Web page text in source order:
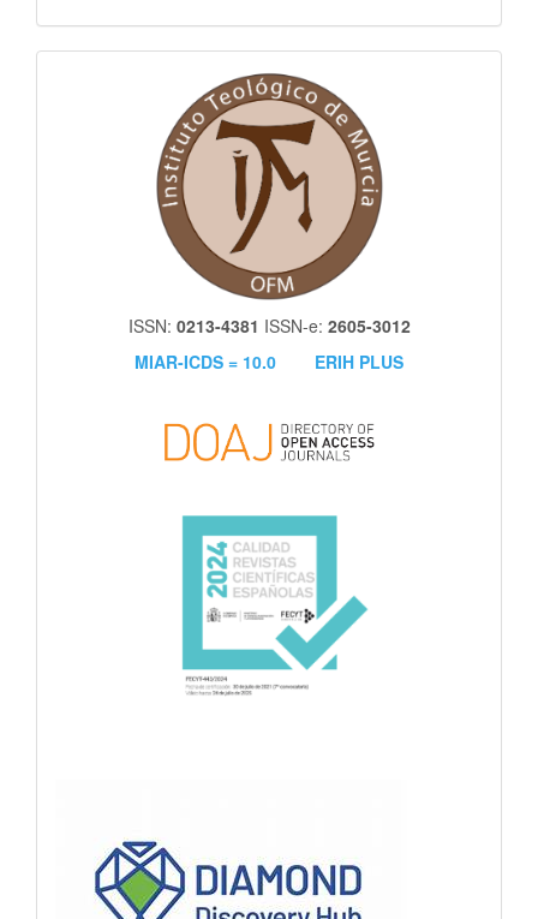
ISSN: 0213-4381 ISSN-e: 2605-3012
MIAR-ICDS = 10.0
ERIH PLUS